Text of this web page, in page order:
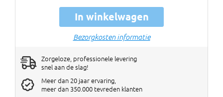
In winkelwagen
Bezorgkosten informatie
Zorgeloze, professionele levering
snel aan de slag!
Meer dan 20 jaar ervaring,
meer dan 350.000 tevreden klanten